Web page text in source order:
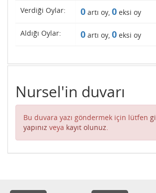
Verdiği Oylar: 0 artı oy, 0 eksi oy
Aldığı Oylar: 0 artı oy, 0 eksi oy
Nursel'in duvarı
Bu duvara yazı göndermek için lütfen
yapınız veya kayıt olunuz.